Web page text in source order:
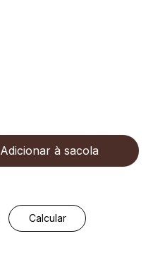
Adicionar à sacola